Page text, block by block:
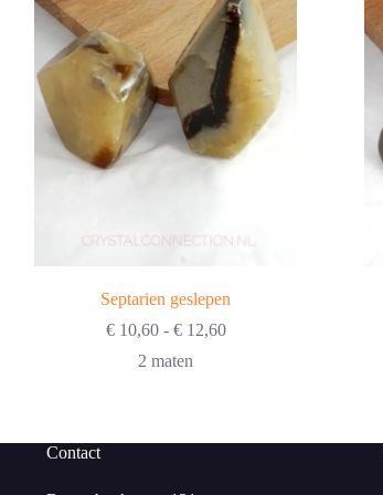
Septarien geslepen
€10,60 - €12,60Prijsklasse:
2 maten
Contact